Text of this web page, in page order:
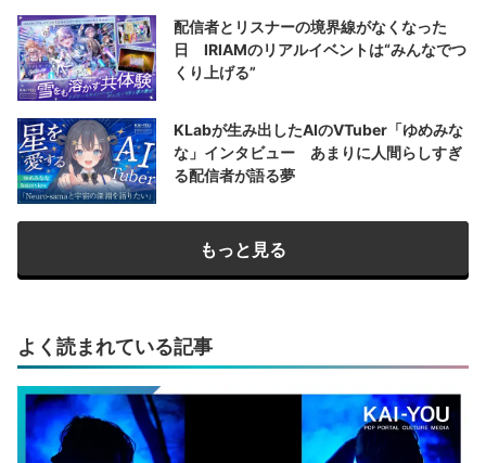
配信者とリスナーの境界線がなくなった
日 IRIAMのリアルイベントは“みんなでつ
くり上げる”
KLabが生み出したAIのVTuber「ゆめみな
な」インタビュー あまりに人間らしすぎ
る配信者が語る夢
もっと見る
よく読まれている記事